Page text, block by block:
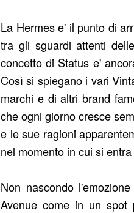
La Hermes e' il punto di
tra gli sguardi attenti
concetto di Status e'
Così si spiegano i vari
marchi e di altri brand
che ogni giorno cresce
e le sue ragioni
nel momento in cui si
Non nascondo
Avenue come in un spot